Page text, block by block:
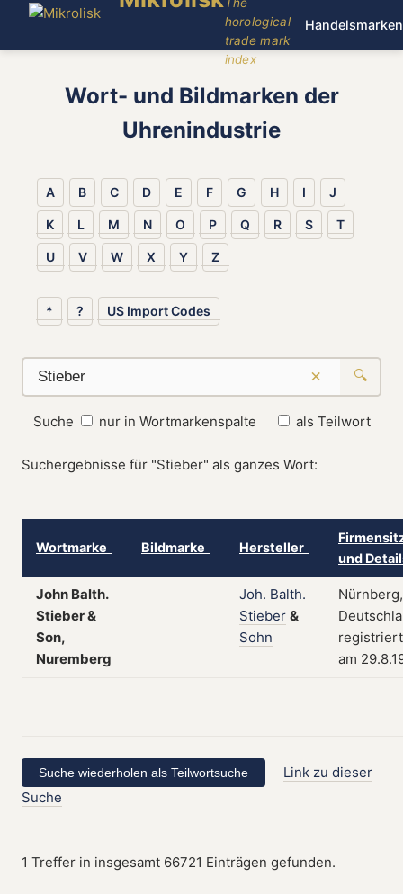
horological
trade mark
index
Handelsmarken
Wort- und Bildmarken der
Uhrenindustrie
A B C D E F G H I J
K L M N O P Q R S T
U V W X Y Z
* ? US Import Codes
× 🔍
Suche nur in Wortmarkenspalte als Teilwort
Suchergebnisse für "Stieber" als ganzes Wort:
Wortmarke Bildmarke Hersteller
und
John Balth.
Stieber &
Son,
Nuremberg
Joh. Balth.
Stieber &
Sohn
Nürnberg,
registriert
am
Link zu dieser
Suche
1 Treffer in insgesamt 66721 Einträgen gefunden.